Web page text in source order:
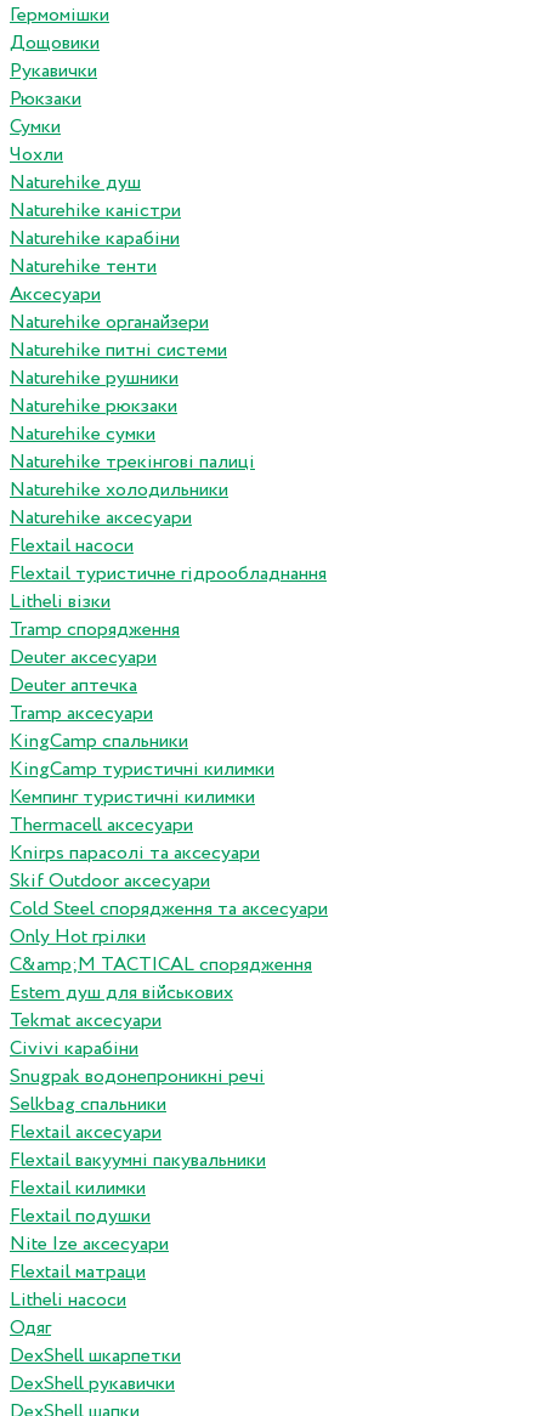
Гермомішки
Дощовики
Рукавички
Рюкзаки
Сумки
Чохли
Naturehike душ
Naturehike каністри
Naturehike карабіни
Naturehike тенти
Аксесуари
Naturehike органайзери
Naturehike питні системи
Naturehike рушники
Naturehike рюкзаки
Naturehike сумки
Naturehike трекінгові палиці
Naturehike холодильники
Naturehike аксесуари
Flextail насоси
Flextail туристичне гідрообладнання
Litheli візки
Tramp спорядження
Deuter аксесуари
Deuter аптечка
Tramp аксесуари
KingCamp спальники
KingCamp туристичні килимки
Кемпинг туристичні килимки
Thermacell аксесуари
Knirps парасолі та аксесуари
Skif Outdoor аксесуари
Cold Steel спорядження та аксесуари
Only Hot грілки
C&amp;M TACTICAL спорядження
Estem душ для військових
Tekmat аксесуари
Сivivi карабіни
Snugpak водонепроникні речі
Selkbag спальники
Flextail аксесуари
Flextail вакуумні пакувальники
Flextail килимки
Flextail подушки
Nite Ize аксесуари
Flextail матраци
Litheli насоси
Одяг
DexShell шкарпетки
DexShell рукавички